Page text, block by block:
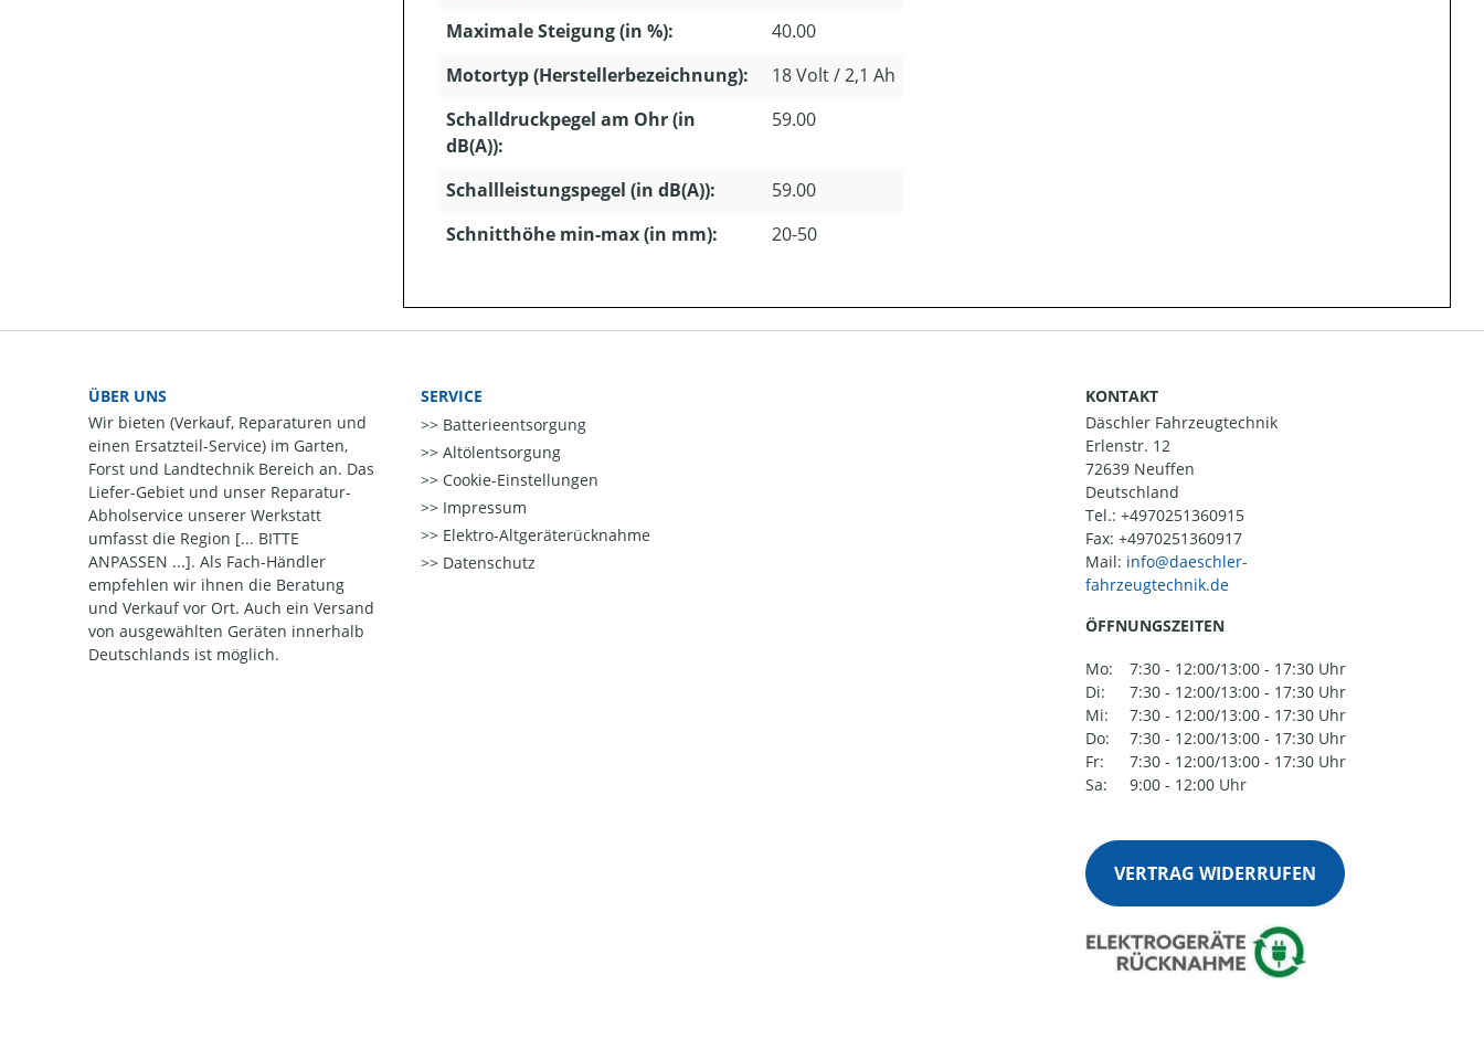
Maximale Steigung (in %):
40.00
Motortyp (Herstellerbezeichnung):
18 Volt / 2,1 Ah
Schalldruckpegel am Ohr (in
dB(A)):
59.00
Schallleistungspegel (in dB(A)):
59.00
Schnitthöhe min-max (in mm):
20-50
ÜBER UNS
Wir bieten (Verkauf, Reparaturen und
einen Ersatzteil-Service) im Garten,
Forst und Landtechnik Bereich an. Das
Liefer-Gebiet und unser Reparatur-
Abholservice unserer Werkstatt
umfasst die Region [... BITTE
ANPASSEN ...]. Als Fach-Händler
empfehlen wir ihnen die Beratung
und Verkauf vor Ort. Auch ein Versand
von ausgewählten Geräten innerhalb
Deutschlands ist möglich.
SERVICE
Batterieentsorgung
Altölentsorgung
Cookie-Einstellungen
Impressum
Elektro-Altgeräterücknahme
Datenschutz
KONTAKT
Däschler Fahrzeugtechnik
Erlenstr. 12
72639 Neuffen
Deutschland
Tel.: +4970251360915
Fax: +4970251360917
Mail:
ÖFFNUNGSZEITEN
Mo:
7:30 - 12:00/13:00 - 17:30 Uhr
Di:
7:30 - 12:00/13:00 - 17:30 Uhr
Mi:
7:30 - 12:00/13:00 - 17:30 Uhr
Do:
7:30 - 12:00/13:00 - 17:30 Uhr
Fr:
7:30 - 12:00/13:00 - 17:30 Uhr
Sa:
9:00 - 12:00 Uhr
VERTRAG WIDERRUFEN